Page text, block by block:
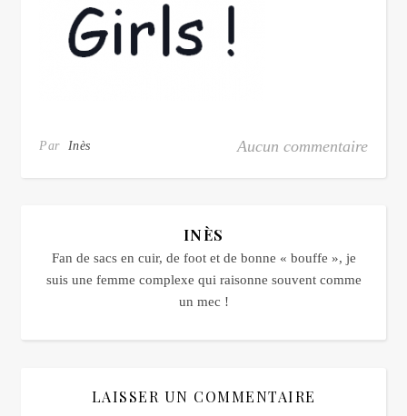
Par Inès Aucun commentaire
INÈS
Fan de sacs en cuir, de foot et de bonne « bouffe », je
suis une femme complexe qui raisonne souvent comme
un mec !
LAISSER UN COMMENTAIRE